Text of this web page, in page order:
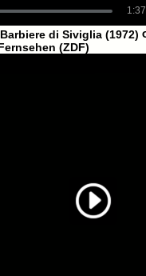
di Siviglia (1972)
(ZDF)